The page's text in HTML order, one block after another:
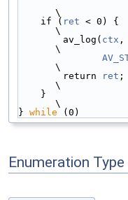
\
    if (
ret < 0) {
\
        av_log(
ctx ,
\
\
        return
ret ;
\
\
} while (0)
Enumeration